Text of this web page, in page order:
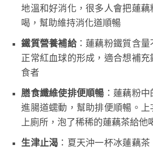
地溫和好消化，很多人會把蓮藕
喝，幫助維持消化道順暢
鐵質營養補給：蓮藕粉鐵質含
正常紅血球的形成，適合想補充
食者
膳食纖維使排便順暢 ：蓮藕粉
進腸道蠕動，幫助排便順暢。上
上廁所，泡了稀稀的蓮藕茶給他
生津止渴 ：夏天沖一杯冰蓮藕